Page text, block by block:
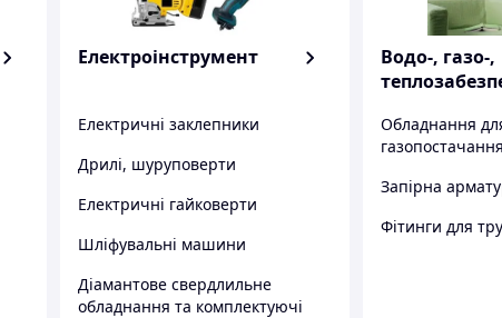
Електроінструмент
Електричні заклепники
Дрилі, шуруповерти
Електричні гайковерти
Шліфувальні машини
Діамантове свердлильне
обладнання та комплектуючі
Водо-, газо-,
Обладнання
газопостачання
Запірна
Фітинги для